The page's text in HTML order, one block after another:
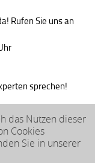
Rufen Sie uns an
sprechen!
das Nutzen dieser
Cookies
Sie in unserer